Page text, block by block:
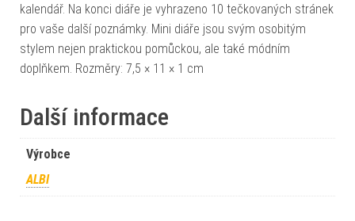
kalendář. Na konci diáře je vyhrazeno 10 tečkovaných stránek
pro vaše další poznámky. Mini diáře jsou svým osobitým
stylem nejen praktickou pomůckou, ale také módním
doplňkem. Rozměry: 7,5 × 11 × 1 cm
Další informace
Výrobce
ALBI